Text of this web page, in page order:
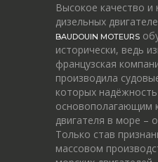
Высокое качество и
дизельных
BAUDOUIN MOTEURS
исторически, ведь
французская
производила
которых
основополагающим
двигателя в море –
Только став
массовом